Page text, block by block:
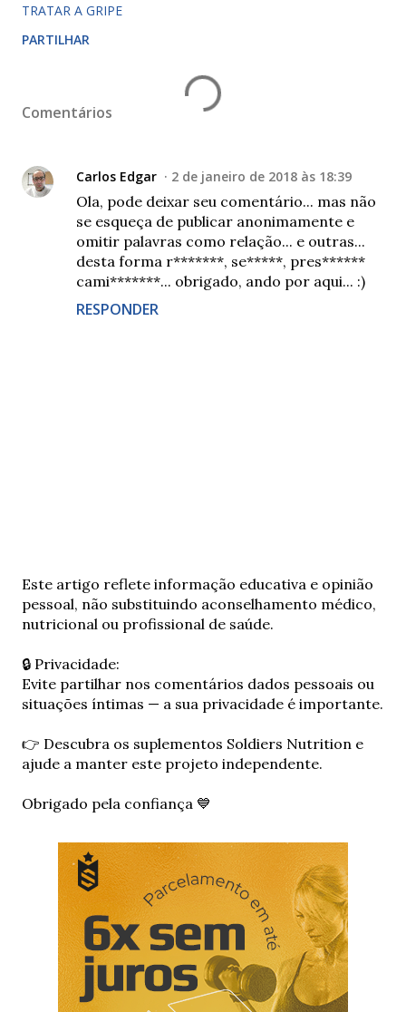
TRATAR A GRIPE
PARTILHAR
Comentários
Carlos Edgar 2 de janeiro de 2018 às 18:39
Ola, pode deixar seu comentário... mas não
se esqueça de publicar anonimamente e
omitir palavras como relação... e outras...
desta forma r*******, se*****, pres******
cami*******... obrigado, ando por aqui... :)
RESPONDER
E
n
v
a
r
u
c
o
e
Este artigo reflete informação educativa e opinião
pessoal, não substituindo aconselhamento médico,
nutricional ou profissional de saúde.
🔒 Privacidade:
Evite partilhar nos comentários dados pessoais ou
situações íntimas — a sua privacidade é importante.
👉 Descubra os suplementos Soldiers Nutrition e
ajude a manter este projeto independente.
Obrigado pela confiança 💙